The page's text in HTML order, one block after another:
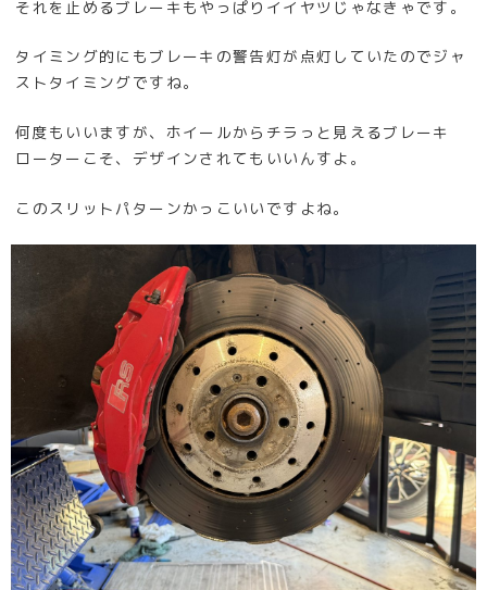
それを止めるブレーキもやっぱりイイヤツじゃなきゃです。
タイミング的にもブレーキの警告灯が点灯していたのでジャ
ストタイミングですね。
何度もいいますが、ホイールからチラっと見えるブレーキ
ローターこそ、デザインされてもいいんすよ。
このスリットパターンかっこいいですよね。